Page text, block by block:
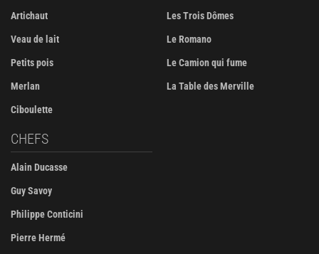
Artichaut
Veau de lait
Petits pois
Merlan
Ciboulette
Les Trois Dômes
Le Romano
Le Camion qui fume
La Table des Merville
CHEFS
Alain Ducasse
Guy Savoy
Philippe Conticini
Pierre Hermé